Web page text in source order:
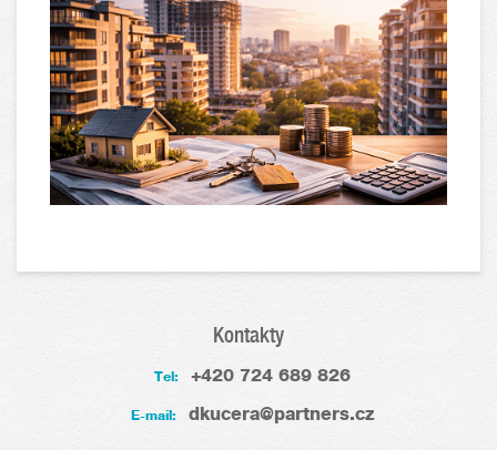
Kontakty
Tel: +420 724 689 826
E-mail: dkucera@partners.cz